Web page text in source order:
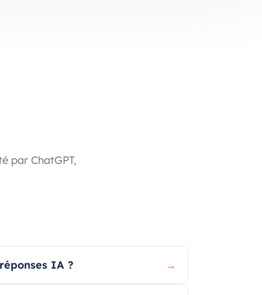
par ChatGPT,
IA ? →